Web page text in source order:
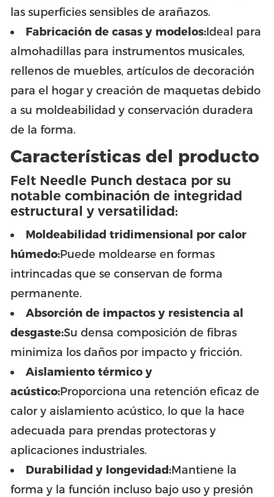
las superficies sensibles de arañazos.
Fabricación de casas y modelos:Ideal para
almohadillas para instrumentos musicales,
rellenos de muebles, artículos de decoración
para el hogar y creación de maquetas debido
a su moldeabilidad y conservación duradera
de la forma.
Características del producto
Felt Needle Punch destaca por su
notable combinación de integridad
estructural y versatilidad:
Moldeabilidad tridimensional por calor
húmedo:Puede moldearse en formas
intrincadas que se conservan de forma
permanente.
Absorción de impactos y resistencia al
desgaste:Su densa composición de fibras
minimiza los daños por impacto y fricción.
Aislamiento térmico y
acústico:Proporciona una retención eficaz de
calor y aislamiento acústico, lo que la hace
adecuada para prendas protectoras y
aplicaciones industriales.
Durabilidad y longevidad:Mantiene la
forma y la función incluso bajo uso y presión